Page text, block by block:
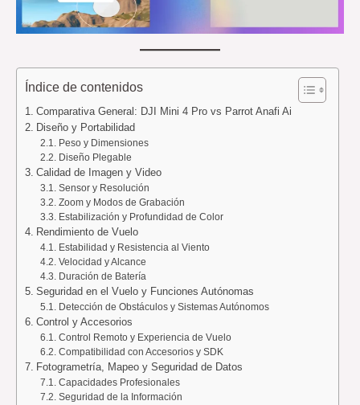
Índice de contenidos
Comparativa General: DJI Mini 4 Pro vs Parrot Anafi Ai
Diseño y Portabilidad
Peso y Dimensiones
Diseño Plegable
Calidad de Imagen y Video
Sensor y Resolución
Zoom y Modos de Grabación
Estabilización y Profundidad de Color
Rendimiento de Vuelo
Estabilidad y Resistencia al Viento
Velocidad y Alcance
Duración de Batería
Seguridad en el Vuelo y Funciones Autónomas
Detección de Obstáculos y Sistemas Autónomos
Control y Accesorios
Control Remoto y Experiencia de Vuelo
Compatibilidad con Accesorios y SDK
Fotogrametría, Mapeo y Seguridad de Datos
Capacidades Profesionales
Seguridad de la Información